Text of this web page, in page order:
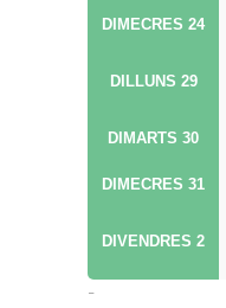
DIMECRES 24
DILLUNS 29
DIMARTS 30
DIMECRES 31
DIVENDRES 2
-